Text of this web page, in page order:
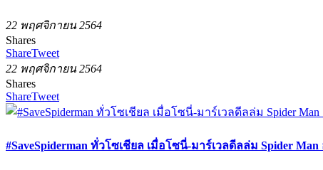
22 พฤศจิกายน 2564
Shares
ShareTweet
22 พฤศจิกายน 2564
Shares
ShareTweet
#SaveSpiderman ทั่วโซเชียล เมื่อโซนี่-มาร์เวลดีลล่ม Spider